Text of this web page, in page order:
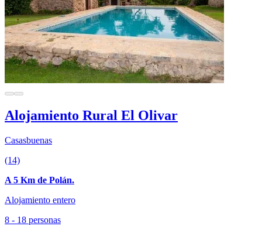
Alojamiento Rural El Olivar
Casasbuenas
(14)
A 5 Km de Polán.
Alojamiento entero
8 - 18 personas